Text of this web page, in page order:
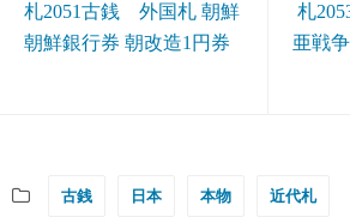
札2051古銭 外国札 朝鮮
朝鮮銀行券 朝改造1円券
札
亜戦
古銭 日本 本物 近代札